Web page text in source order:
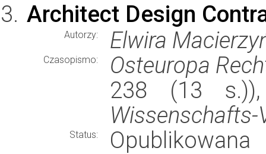
Architect Design
Autorzy: Elwira
Czasopismo:
Osteuropa
238 (13
Wissenschafts-
Status:
Opublikowana